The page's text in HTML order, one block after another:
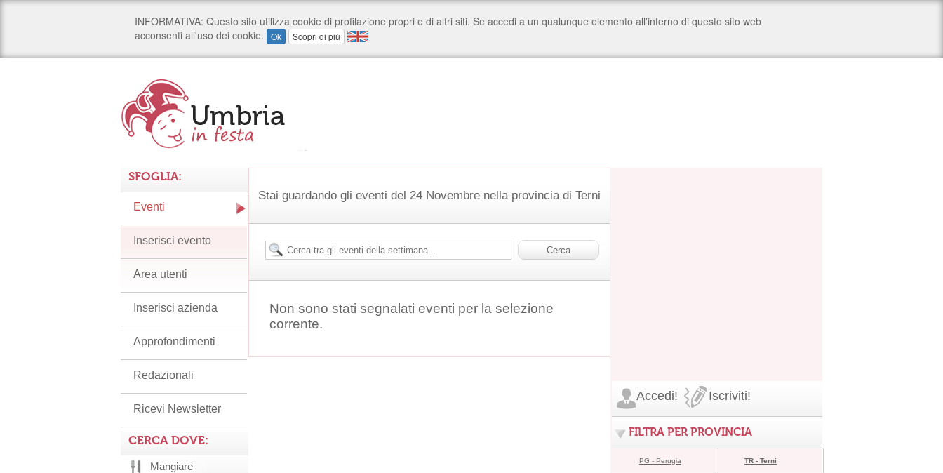
Stai guardando gli eventi del 24 Novembre nella provincia di Terni
Non sono stati segnalati eventi per la selezione
corrente.
SFOGLIA:
Eventi
Inserisci evento
Area utenti
Inserisci azienda
Approfondimenti
Redazionali
Ricevi Newsletter
CERCA DOVE:
Mangiare
Accedi! Iscriviti!
FILTRA PER PROVINCIA
PG - Perugia TR - Terni